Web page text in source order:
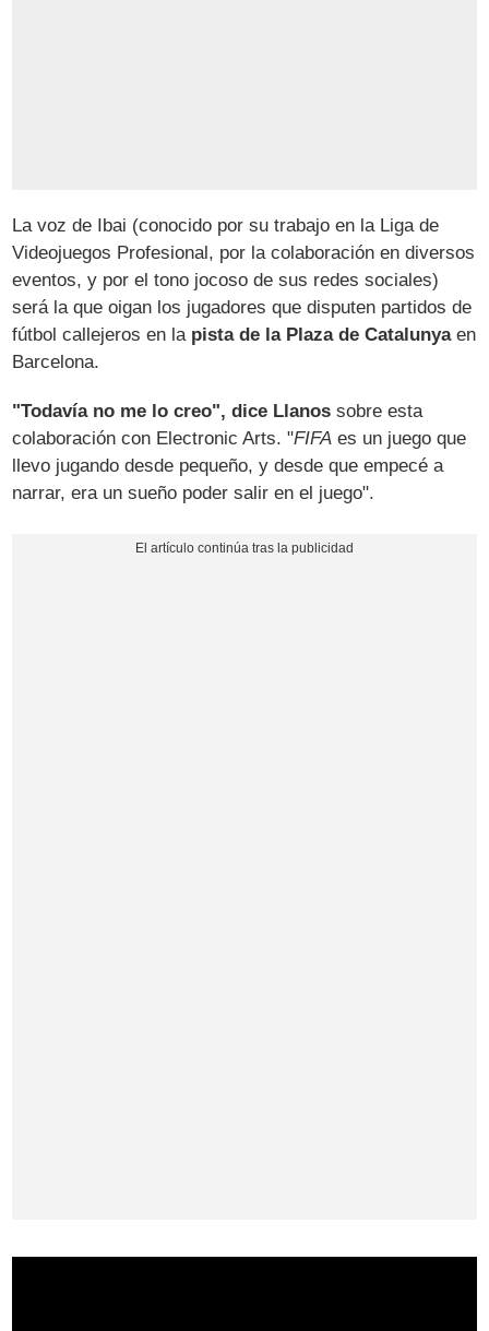
La voz de Ibai (conocido por su trabajo en la Liga de
Videojuegos Profesional, por la colaboración en diversos
eventos, y por el tono jocoso de sus redes sociales)
será la que oigan los jugadores que disputen partidos de
fútbol callejeros en la pista de la Plaza de Catalunyaen
Barcelona.
"Todavía no me lo creo", dice Llanos sobre esta
colaboración con Electronic Arts. "FIFA es un juego que
llevo jugando desde pequeño, y desde que empecé a
narrar, era un sueño poder salir en el juego".